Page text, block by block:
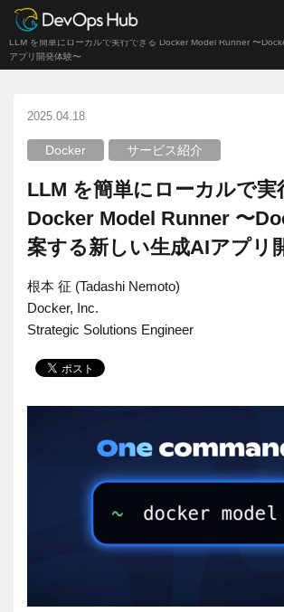
DevOps Hub ブログ サービス紹介
LLM を簡単にローカルで実行できる Docker Model Runner 〜
アプリ開発体験〜
2025.04.18
Docker サービス紹介
LLM を簡単にローカルで実
Docker Model Runner 〜
案する新しい生成AIアプリ
根本 征 (Tadashi Nemoto)
Docker, Inc.
Strategic Solutions Engineer